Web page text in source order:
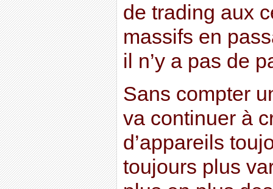
de trading aux
massifs en
il n’y a pas de
Sans compter
va continuer à
d’appareils
toujours plus